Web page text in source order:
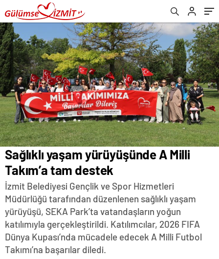
Sağlıklı yaşam yürüyüşünde A Milli
Takım’a tam destek
İzmit Belediyesi Gençlik ve Spor Hizmetleri
Müdürlüğü tarafından düzenlenen sağlıklı yaşam
yürüyüşü, SEKA Park’ta vatandaşların yoğun
katılımıyla gerçekleştirildi. Katılımcılar, 2026 FIFA
Dünya Kupası’nda mücadele edecek A Milli Futbol
Takımı’na başarılar diledi.